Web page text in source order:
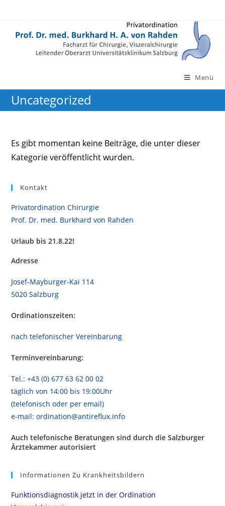
springen
Menü
Uncategorized
Es gibt momentan keine Beiträge, die unter dieser
Kategorie veröffentlicht wurden.
Kontakt
Privatordination Chirurgie
Prof. Dr. med. Burkhard von Rahden
Urlaub bis 21.8.22!
Adresse
Josef-Mayburger-Kai 114
5020 Salzburg
Ordinationszeiten:
nach telefonischer Vereinbarung
Terminvereinbarung:
Tel.: +43 (0) 677 63 62 00 02
täglich von 14:00 bis 19:00Uhr
(telefonisch oder per email)
e-mail: ordination@antireflux.info
Auch telefonische Beratungen sind durch die Salzburger
Ärztekammer autorisiert
Informationen Zu Krankheitsbildern
Funktionsdiagnostik jetzt in der Ordination